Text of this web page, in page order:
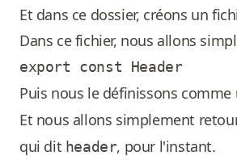
Et dans ce dossier, créons un
Dans ce fichier, nous allons
export const Header
Puis nous le définissons comme
Et nous allons simplement
qui dit header, pour l'instant.